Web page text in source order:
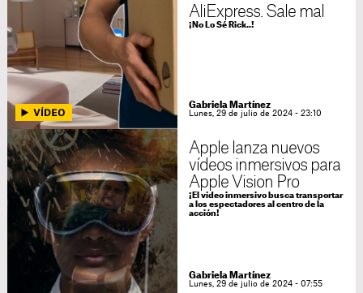
AliExpress. Sale mal
¡No Lo Sé Rick..!
Gabriela Martínez
Lunes, 29 de julio de 2024 - 23:10
Apple lanza nuevos
vídeos inmersivos para
Apple Vision Pro
¡El vídeo inmersivo busca transportar
a los espectadores al centro de la
acción!
Gabriela Martínez
Lunes, 29 de julio de 2024 - 07:55